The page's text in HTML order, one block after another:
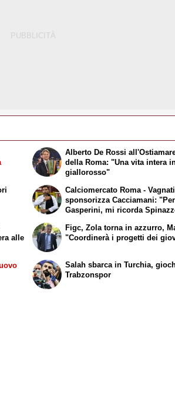
Alberto De Rossi
della Roma: "Una vita intera
giallorosso"
Calciomercato Roma - Vagnati
sponsorizza Cacciamani:
Gasperini, mi ricorda
alle
Figc, Zola torna in azzurro,
"Coordinerà i progetti dei
Salah sbarca in Turchia,
Trabzonspor